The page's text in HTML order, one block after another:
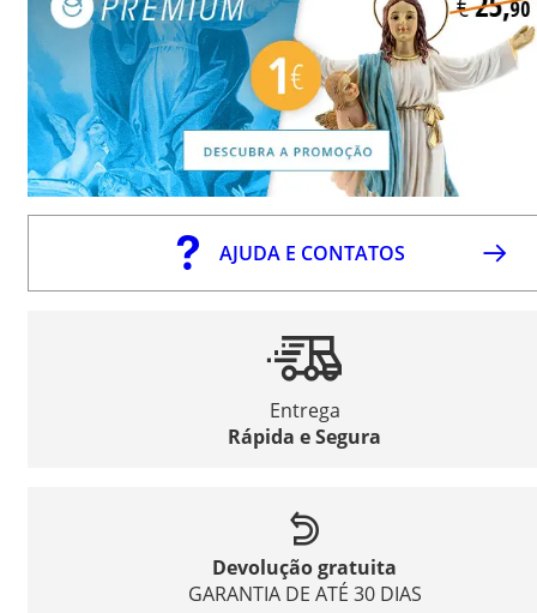
AJUDA E CONTATOS
Entrega
Rápida e Segura
Devolução gratuita
GARANTIA DE ATÉ 30 DIAS